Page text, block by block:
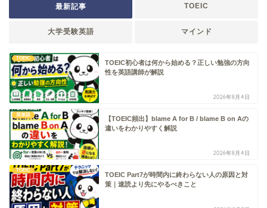
最新記事 TOEIC
大学受験英語 マインド
TOEIC
TOEIC初心者は何から始める？正しい勉強の方向
性を英語講師が解説
2026年8月4日
英単語
【TOEIC頻出】blame A for B / blame B on Aの
違いをわかりやすく解説
2026年8月4日
TOEIC
TOEIC Part7が時間内に終わらない人の原因と対
策｜速読より先にやるべきこと